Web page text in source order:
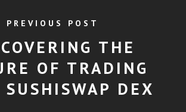
PREVIOUS POST
THE
OF TRADING
DEX